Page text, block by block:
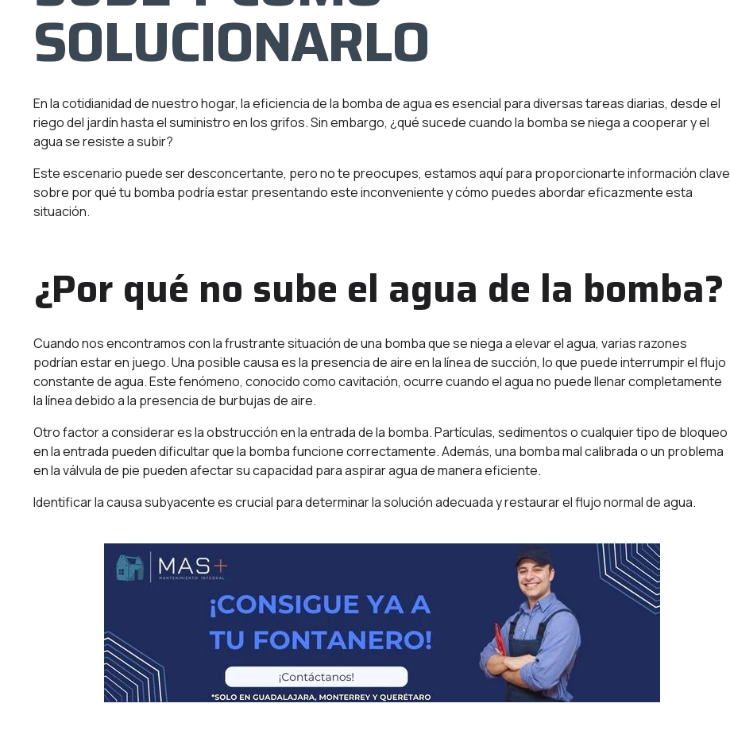
SOLUCIONARLO
En la cotidianidad de nuestro hogar, la eficiencia de la bomba de agua es esencial para diversas tareas diarias, desde el
riego del jardín hasta el suministro en los grifos. Sin embargo, ¿qué sucede cuando la bomba se niega a cooperar y el
agua se resiste a subir?
Este escenario puede ser desconcertante, pero no te preocupes, estamos aquí para proporcionarte información clave
sobre por qué tu bomba podría estar presentando este inconveniente y cómo puedes abordar eficazmente esta
situación.
¿Por qué no sube el agua de la bomba?
Cuando nos encontramos con la frustrante situación de una bomba que se niega a elevar el agua, varias razones
podrían estar en juego. Una posible causa es la presencia de aire en la línea de succión, lo que puede interrumpir el flujo
constante de agua. Este fenómeno, conocido como cavitación, ocurre cuando el agua no puede llenar completamente
la línea debido a la presencia de burbujas de aire.
Otro factor a considerar es la obstrucción en la entrada de la bomba. Partículas, sedimentos o cualquier tipo de bloqueo
en la entrada pueden dificultar que la bomba funcione correctamente. Además, una bomba mal calibrada o un problema
en la válvula de pie pueden afectar su capacidad para aspirar agua de manera eficiente.
Identificar la causa subyacente es crucial para determinar la solución adecuada y restaurar el flujo normal de agua.